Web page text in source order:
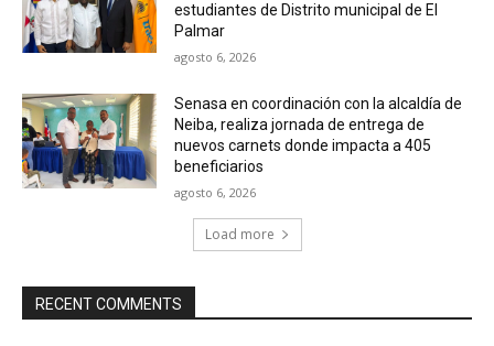
estudiantes de Distrito municipal de El
Palmar
agosto 6, 2026
Senasa en coordinación con la alcaldía de
Neiba, realiza jornada de entrega de
nuevos carnets donde impacta a 405
beneficiarios
agosto 6, 2026
Load more
RECENT COMMENTS